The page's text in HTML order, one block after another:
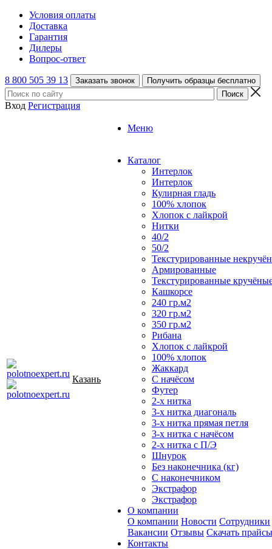
Условия оплаты
Доставка
Гарантия
Дилеры
Вопрос-ответ
8 800 505 39 13 Заказать звонок Получить образцы бесплатно
Вход Регистрация
Казань
Меню
Каталог
Интерлок
Интерлок
Кулирная гладь
100% хлопок
Хлопок с лайкрой
Нитки
40/2
50/2
Текстурированные
Армированные
Текстурированные
Кашкорсе
240 гр.м2
320 гр.м2
350 гр.м2
Рибана
Хлопок с лайкрой
100% хлопок
Жаккард
С начёсом
Футер
2-х нитка
3-х нитка диагональ
3-х нитка прямая петля
3-х нитка с начёсом
2-х нитка с П/Э
Шнурок
Без наконечника (кг)
С наконечником
Экстрафор
Экстрафор
О компании
О компании Новости Сотрудники
Вакансии Отзывы Скачать прайсы
Контакты